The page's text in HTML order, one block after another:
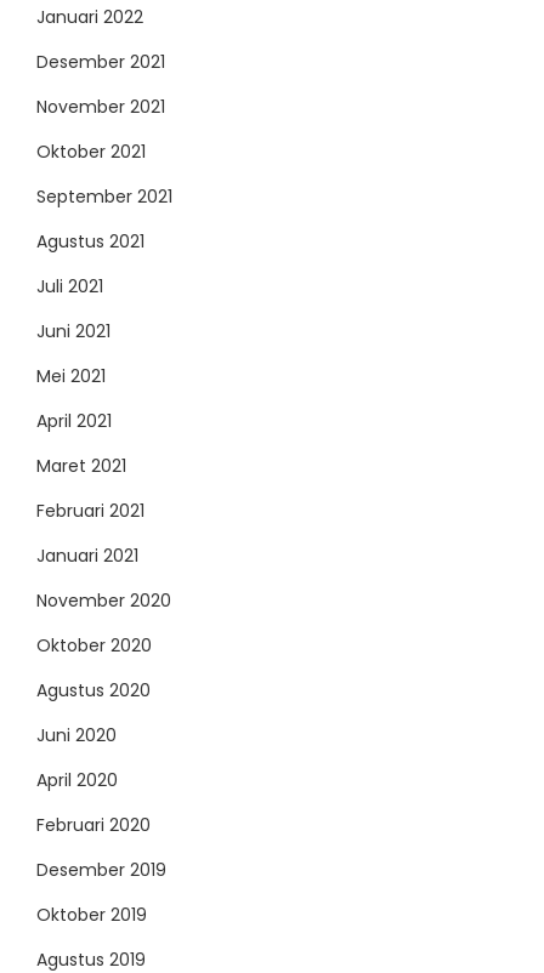
Januari 2022
Desember 2021
November 2021
Oktober 2021
September 2021
Agustus 2021
Juli 2021
Juni 2021
Mei 2021
April 2021
Maret 2021
Februari 2021
Januari 2021
November 2020
Oktober 2020
Agustus 2020
Juni 2020
April 2020
Februari 2020
Desember 2019
Oktober 2019
Agustus 2019